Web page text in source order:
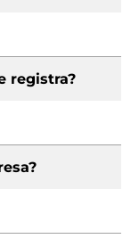
registra?